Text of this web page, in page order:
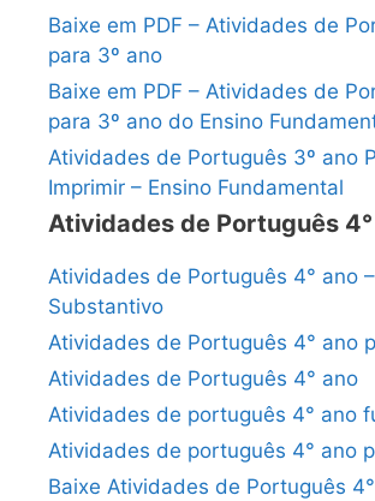
Baixe em PDF – Atividades de
para 3º ano
Baixe em PDF – Atividades de
para 3º ano do Ensino
Atividades de Português 3º ano
Imprimir – Ensino Fundamental
Atividades de Português
Atividades de Português 4° ano –
Substantivo
Atividades de Português 4° ano
Atividades de Português 4° ano
Atividades de português 4° ano
Atividades de português 4° ano
Baixe Atividades de Português